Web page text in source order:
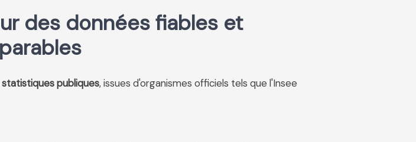
des données fiables et
publiques, issues d'organismes officiels tels que l'Insee